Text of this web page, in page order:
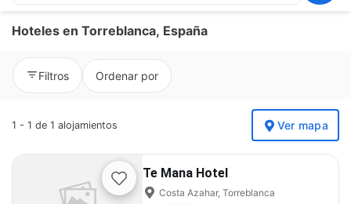
Destino, hotel, punto de interés.
Buscar
Hoteles en Torreblanca, España
Filtros Ordenar por
1 - 1 de 1 alojamientos Ver mapa
Te Mana Hotel
Costa Azahar, Torreblanca